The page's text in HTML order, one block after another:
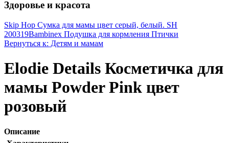
Здоровье и красота
Skip Hop Сумка для мамы цвет серый, белый. SH
200319Bambinex Подушка для кормления Птички
Вернуться к: Детям и мамам
Elodie Details Косметичка для
мамы Powder Pink цвет
розовый
Описание